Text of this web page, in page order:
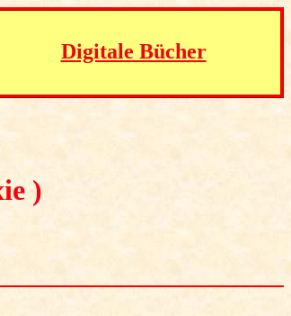
Digitale Bücher
)